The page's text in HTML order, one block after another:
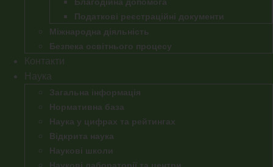
Податкові реєстраційні документи
Міжнародна діяльність
Безпека освітнього процесу
Контакти
Наука
Загальна інформація
Нормативна база
Наука у цифрах та рейтингах
Відкрита наука
Наукові школи
Наукові лабораторії та центри